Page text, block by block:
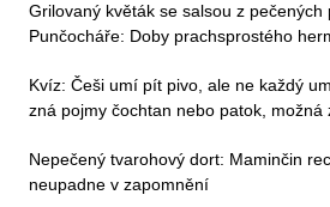
Grilovaný květák se salsou z pečených
Punčocháře: Doby prachsprostého
Kvíz: Češi umí pít pivo, ale ne každý
zná pojmy čochtan nebo patok, možná
Nepečený tvarohový dort: Maminčin
neupadne v zapomnění